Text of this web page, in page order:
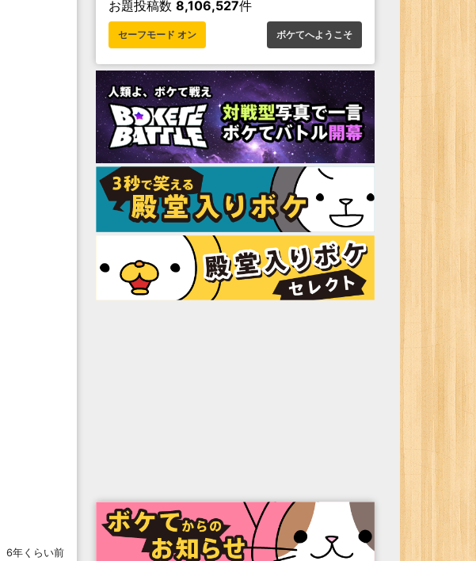
6年くらい前
お題投稿数 8,106,527件
セーフモード オン ボケてへようこそ